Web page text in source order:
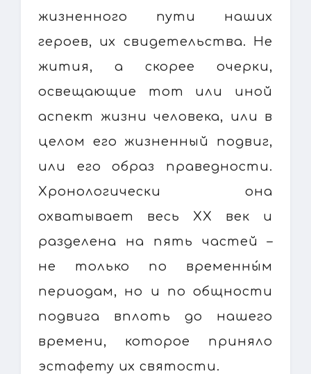
жизненного пути наших
героев, их свидетельства. Не
жития, а скорее очерки,
освещающие тот или иной
аспект жизни человека, или в
целом его жизненный подвиг,
или его образ праведности.
Хронологически она
охватывает весь XX век и
разделена на пять частей –
не только по временны́м
периодам, но и по общности
подвига вплоть до нашего
времени, которое приняло
эстафету их святости.